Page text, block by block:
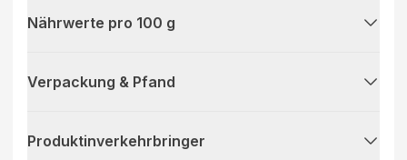
Nährwerte pro 100 g
Verpackung & Pfand
Produktinverkehrbringer